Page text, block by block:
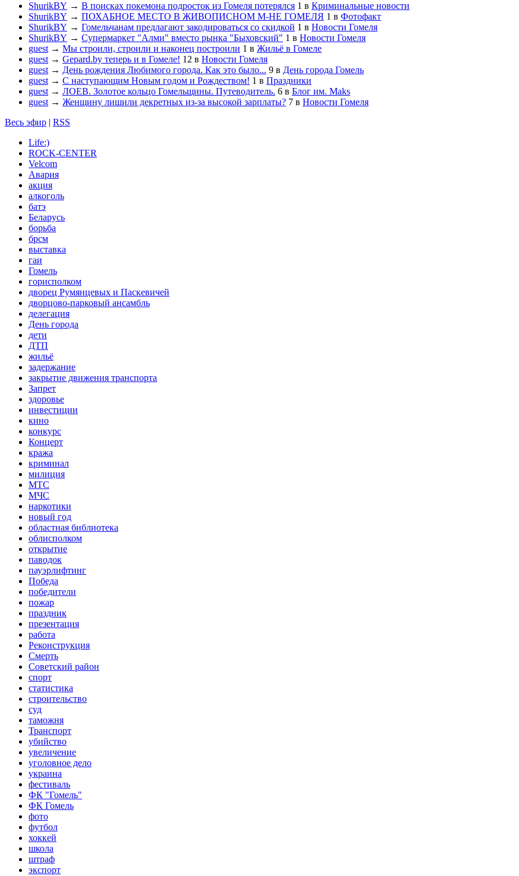
ShurikBY → В поисках покемона подросток из Гомеля потерялся 1 в Криминальные новости
ShurikBY → ПОХАБНОЕ МЕСТО В ЖИВОПИСНОМ М-НЕ ГОМЕЛЯ 1 в Фотофакт
ShurikBY → Гомельчанам предлагают закодироваться со скидкой 1 в Новости Гомеля
ShurikBY → Супермаркет "Алми" вместо рынка "Быховский" 1 в Новости Гомеля
guest → Мы строили, строили и наконец построили 1 в Жильё в Гомеле
guest → Gepard.by теперь и в Гомеле! 12 в Новости Гомеля
guest → День рождения Любимого города. Как это было... 9 в День города Гомель
guest → С наступающим Новым годом и Рождеством! 1 в Праздники
guest → ЛОЕВ. Золотое кольцо Гомельщины. Путеводитель. 6 в Блог им. Maks
guest → Женщину лишили декретных из-за высокой зарплаты? 7 в Новости Гомеля
Весь эфир | RSS
Life:)
ROCK-CENTER
Velcom
Авария
акция
алкоголь
батэ
Беларусь
борьба
брсм
выставка
гаи
Гомель
горисполком
дворец Румянцевых и Паскевичей
дворцово-парковый ансамбль
делегация
День города
дети
ДТП
жильё
задержание
закрытие движения транспорта
Запрет
здоровье
инвестиции
кино
конкурс
Концерт
кража
криминал
милиция
МТС
МЧС
наркотики
новый год
областная библиотека
облисполком
открытие
паводок
пауэрлифтинг
Победа
победители
пожар
праздник
презентация
работа
Реконструкция
Смерть
Советский район
спорт
статистика
строительство
суд
таможня
Транспорт
убийство
увеличение
уголовное дело
украина
фестиваль
ФК "Гомель"
ФК Гомель
фото
футбол
хоккей
школа
штраф
экспорт